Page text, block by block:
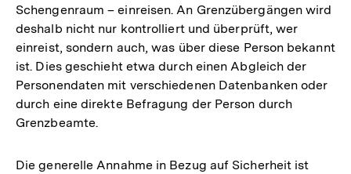
Schengenraum – einreisen. An Grenzübergängen wird
deshalb nicht nur kontrolliert und überprüft, wer
einreist, sondern auch, was über diese Person bekannt
ist. Dies geschieht etwa durch einen Abgleich der
Personendaten mit verschiedenen Datenbanken oder
durch eine direkte Befragung der Person durch
Grenzbeamte.
Die generelle Annahme in Bezug auf Sicherheit ist